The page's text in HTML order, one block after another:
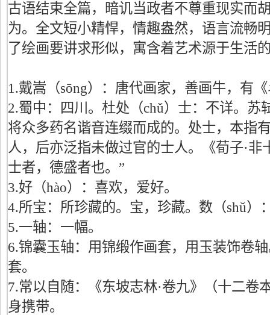
古语结束全篇，暗讥当政者不尊重现实而
为。全文短小精悍，情趣盎然，语言流畅
了绘画要讲求形似，寓含着艺术源于生活
1.戴嵩（sōng）：唐代画家，善画牛，有
2.蜀中：四川。杜处（chǔ）士：不详。苏
将众多药名谐音连缀而成的。处士，本指
人，后亦泛指未做过官的士人。《荀子·非
士者，德盛者也。”
3.好（hào）：喜欢，爱好。
4.所宝：所珍藏的。宝，珍藏。数（shǔ）
5.一轴：一幅。
6.锦囊玉轴：用锦缎作画套，用玉装饰卷
套。
7.常以自随：《东坡志林·卷九》（十二卷
身携带。